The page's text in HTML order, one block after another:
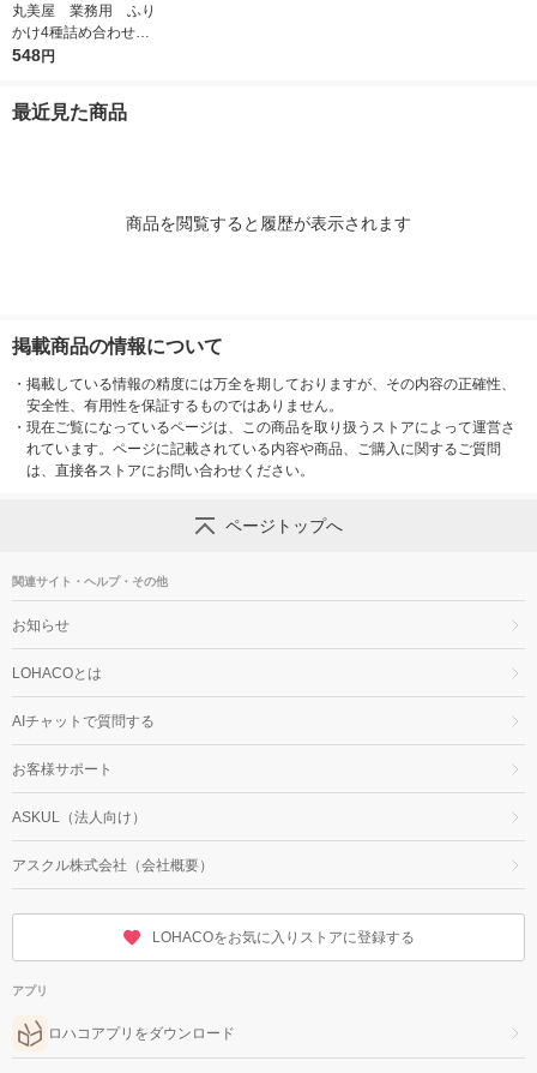
丸美屋 業務用 ふり
かけ4種詰め合わせ
1個（2.5g×40袋) 4
548円
最近見た商品
商品を閲覧すると履歴が表示されます
掲載商品の情報について
・ 掲載している情報の精度には万全を期しておりますが、その内容の正確性、
安全性、有用性を保証するものではありません。
・ 現在ご覧になっているページは、この商品を取り扱うストアによって運営さ
れています。ページに記載されている内容や商品、ご購入に関するご質問
は、直接各ストアにお問い合わせください。
ページトップへ
関連サイト・ヘルプ・その他
お知らせ
LOHACOとは
AIチャットで質問する
お客様サポート
ASKUL（法人向け）
アスクル株式会社（会社概要）
LOHACOをお気に入りストアに登録する
アプリ
ロハコアプリをダウンロード